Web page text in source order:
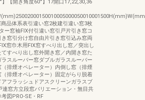
【開き角度60°】17開口17,22,30,36
品体系表引違い窓2枚建引違い窓3枚
ー窓袖FIX付引違い窓引戸片引き窓コ
窓引分け窓自由片引き窓引込み窓両
窓巾木用FIX窓すべり出し窓／突出し
すべり出し窓外開き窓／内開き窓た
スルーバー窓ダブルガラスルーバー
排煙オペレーター）内倒し窓（排煙
排煙オペレーター）固定がらり脱着
フラッシュドアスクリーンガラスブ
連窓方立段窓バリエーション・無目共
図PRO-SE・RF